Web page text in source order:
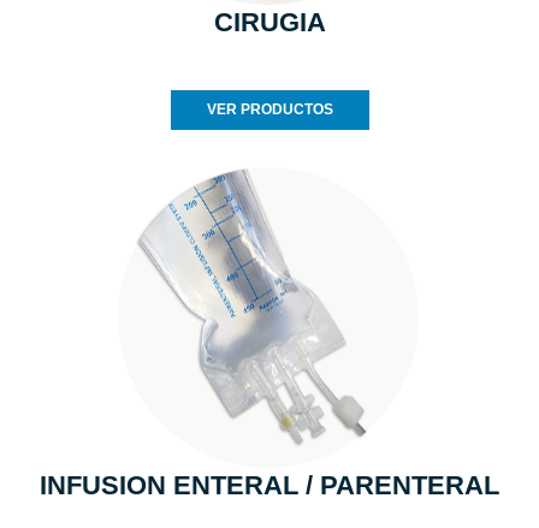
CIRUGIA
VER PRODUCTOS
INFUSION ENTERAL / PARENTERAL